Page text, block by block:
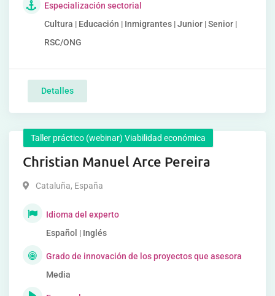
Especialización sectorial
Cultura | Educación | Inmigrantes | Junior | Senior |
RSC/ONG
Detalles
Taller práctico (webinar) Viabilidad económica
Christian Manuel Arce Pereira
Cataluña, España
Idioma del experto
Español | Inglés
Grado de innovación de los proyectos que asesora
Media